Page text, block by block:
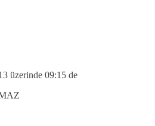
üzerinde 09:15 de